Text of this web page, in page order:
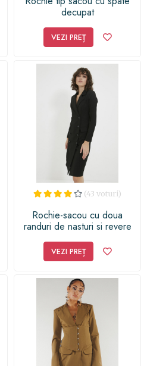
decupat
VEZI PREȚ
(43 voturi)
Rochie-sacou cu doua
randuri de nasturi si revere
VEZI PREȚ